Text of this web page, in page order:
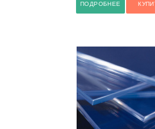
ПОДРОБНЕЕ